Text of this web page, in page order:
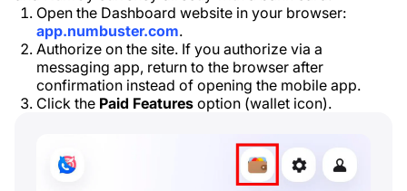
Open the Dashboard website in your browser:
app.numbuster.com.
Authorize on the site. If you authorize via a
messaging app, return to the browser after
confirmation instead of opening the mobile app.
Click the Paid Features option (wallet icon).